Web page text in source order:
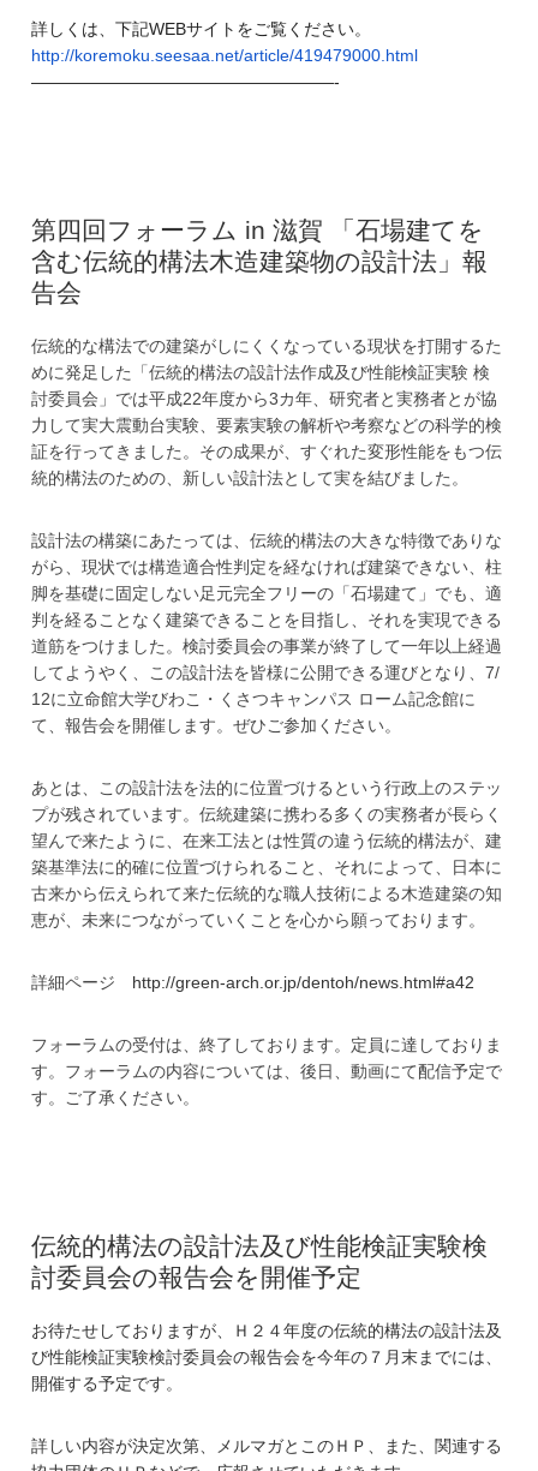
詳しくは、下記WEBサイトをご覧ください。
http://koremoku.seesaa.net/article/419479000.html
——————————————————-
第四回フォーラム in 滋賀 「石場建てを
含む伝統的構法木造建築物の設計法」報
告会
伝統的な構法での建築がしにくくなっている現状を打開するた
めに発足した「伝統的構法の設計法作成及び性能検証実験 検
討委員会」では平成22年度から3カ年、研究者と実務者とが協
力して実大震動台実験、要素実験の解析や考察などの科学的検
証を行ってきました。その成果が、すぐれた変形性能をもつ伝
統的構法のための、新しい設計法として実を結びました。
設計法の構築にあたっては、伝統的構法の大きな特徴でありな
がら、現状では構造適合性判定を経なければ建築できない、柱
脚を基礎に固定しない足元完全フリーの「石場建て」でも、適
判を経ることなく建築できることを目指し、それを実現できる
道筋をつけました。検討委員会の事業が終了して一年以上経過
してようやく、この設計法を皆様に公開できる運びとなり、7/
12に立命館大学びわこ・くさつキャンパス ローム記念館に
て、報告会を開催します。ぜひご参加ください。
あとは、この設計法を法的に位置づけるという行政上のステッ
プが残されています。伝統建築に携わる多くの実務者が長らく
望んで来たように、在来工法とは性質の違う伝統的構法が、建
築基準法に的確に位置づけられること、それによって、日本に
古来から伝えられて来た伝統的な職人技術による木造建築の知
恵が、未来につながっていくことを心から願っております。
詳細ページ http://green-arch.or.jp/dentoh/news.html#a42
フォーラムの受付は、終了しております。定員に達しておりま
す。フォーラムの内容については、後日、動画にて配信予定で
す。ご了承ください。
伝統的構法の設計法及び性能検証実験検
討委員会の報告会を開催予定
お待たせしておりますが、Ｈ２４年度の伝統的構法の設計法及
び性能検証実験検討委員会の報告会を今年の７月末までには、
開催する予定です。
詳しい内容が決定次第、メルマガとこのＨＰ、また、関連する